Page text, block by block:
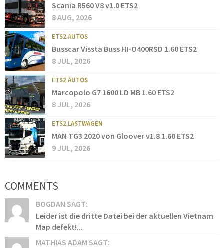
Scania R560 V8 v1.0 ETS2
8 AUG, 2026
ETS2 AUTOS
Busscar Vissta Buss HI-O400RSD 1.60 ETS2
8 JUL, 2026
ETS2 AUTOS
Marcopolo G7 1600 LD MB 1.60 ETS2
8 JUL, 2026
ETS2 LASTWAGEN
MAN TG3 2020 von Gloover v1.8 1.60 ETS2
9 JUL, 2026
COMMENTS
BOGDAN SAGT:
Leider ist die dritte Datei bei der aktuellen Vietnam
Map defekt!...
MATHIAS ADAM SAGT: